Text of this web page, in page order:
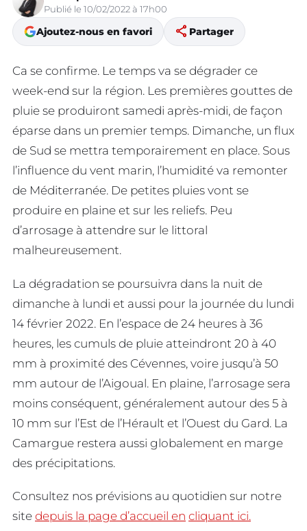
Publié le 10/02/2022 à 17h00
Ajoutez-nous en favori share Partager
Ca se confirme. Le temps va se dégrader ce
week-end sur la région. Les premières gouttes de
pluie se produiront samedi après-midi, de façon
éparse dans un premier temps. Dimanche, un flux
de Sud se mettra temporairement en place. Sous
l’influence du vent marin, l’humidité va remonter
de Méditerranée. De petites pluies vont se
produire en plaine et sur les reliefs. Peu
d’arrosage à attendre sur le littoral
malheureusement.
La dégradation se poursuivra dans la nuit de
dimanche à lundi et aussi pour la journée du lundi
14 février 2022. En l’espace de 24 heures à 36
heures, les cumuls de pluie atteindront 20 à 40
mm à proximité des Cévennes, voire jusqu’à 50
mm autour de l’Aigoual. En plaine, l’arrosage sera
moins conséquent, généralement autour des 5 à
10 mm sur l’Est de l’Hérault et l’Ouest du Gard. La
Camargue restera aussi globalement en marge
des précipitations.
Consultez nos prévisions au quotidien sur notre
site depuis la page d’accueil en cliquant ici.